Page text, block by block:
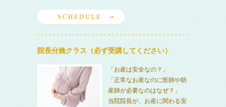
SCHEDULE
院長分娩クラス（必ず受講してください）
「お産は安全なの？」
「正常なお産なのに医師や助
産師が必要なのはなぜ？」
当院院長が、お産に関わる安